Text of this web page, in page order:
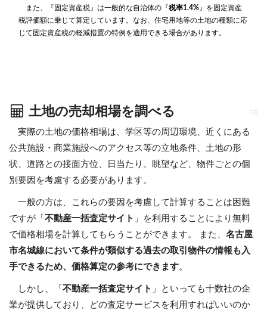
また、『固定資産税』は一般的な自治体の『税率1.4% 』を固定資産
税評価額に乗じて算定しています。なお、住宅用地等の土地の種類に応
じて固定資産税の軽減措置の特例を適用できる場合があります。
土地の売却相場を調べる PR
実際の土地の価格相場は、学区等の周辺環境、近くにある
公共施設・商業施設へのアクセス等の立地条件、土地の形
状、道路との接面方位、日当たり、眺望など、物件ごとの個
別要因を考慮する必要があります。
一般の方は、これらの要因を考慮して計算することは困難
ですが「 不動産一括査定サイト 」を利用することにより無料
で価格相場を計算してもらうことができます。 また、 名古屋
市名城線において条件が類似する過去の取引物件の情報も入
手できるため、価格算定の参考にできます。
しかし、「 不動産一括査定サイト 」といっても十数社の企
業が提供しており、どの査定サービスを利用すればいいのか